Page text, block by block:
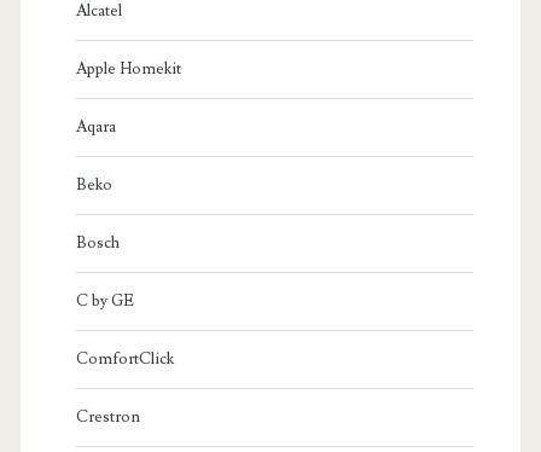
Alcatel
Apple Homekit
Aqara
Beko
Bosch
C by GE
ComfortClick
Crestron